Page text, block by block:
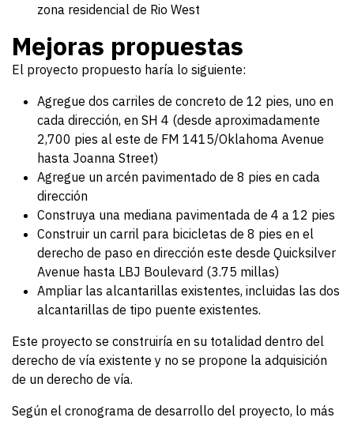
zona residencial de Rio West
Mejoras propuestas
El proyecto propuesto haría lo siguiente:
Agregue dos carriles de concreto de 12 pies, uno en
cada dirección, en SH 4 (desde aproximadamente
2,700 pies al este de FM 1415/Oklahoma Avenue
hasta Joanna Street)
Agregue un arcén pavimentado de 8 pies en cada
dirección
Construya una mediana pavimentada de 4 a 12 pies
Construir un carril para bicicletas de 8 pies en el
derecho de paso en dirección este desde Quicksilver
Avenue hasta LBJ Boulevard (3.75 millas)
Ampliar las alcantarillas existentes, incluidas las dos
alcantarillas de tipo puente existentes.
Este proyecto se construiría en su totalidad dentro del
derecho de vía existente y no se propone la adquisición
de un derecho de vía.
Según el cronograma de desarrollo del proyecto, lo más